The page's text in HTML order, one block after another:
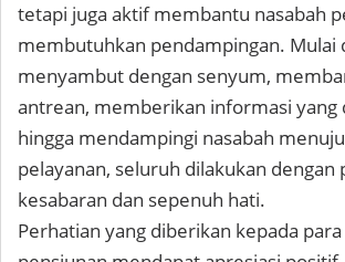
tetapi juga aktif membantu nasabah
membutuhkan pendampingan. Mulai
menyambut dengan senyum,
antrean, memberikan informasi yang
hingga mendampingi nasabah
pelayanan, seluruh dilakukan dengan
kesabaran dan sepenuh hati.
Perhatian yang diberikan kepada para